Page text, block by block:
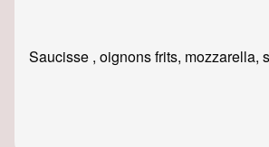
Saucisse , oignons frits, mozzarella,